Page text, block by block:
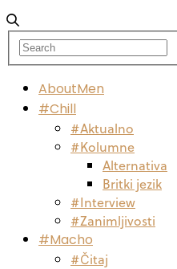
AboutMen
#Chill
#Aktualno
#Kolumne
Alternativa
Britki jezik
#Interview
#Zanimljivosti
#Macho
#Čitaj